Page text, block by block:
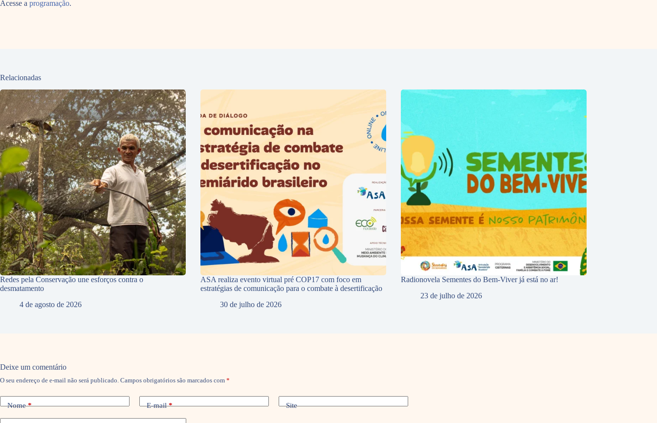
Acesse a programação.
Relacionadas
Redes pela Conservação une esforços contra o
desmatamento
4 de agosto de 2026
ASA realiza evento virtual pré COP17 com foco em
estratégias de comunicação para o combate à desertificação
30 de julho de 2026
Radionovela Sementes do Bem-Viver já está no ar!
23 de julho de 2026
Deixe um comentário
O seu endereço de e-mail não será publicado. Campos obrigatórios são marcados com *
Nome* E-mail* Site